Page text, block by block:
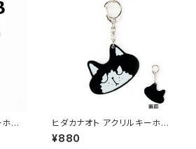
ホル
ヒダカナオト アクリルキーホル
ダー ネコ
¥880